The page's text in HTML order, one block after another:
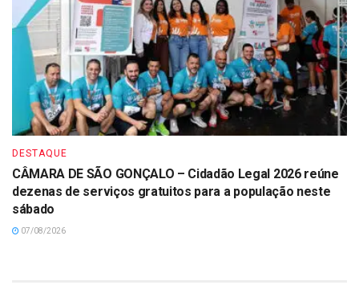
DESTAQUE
CÂMARA DE SÃO GONÇALO – Cidadão Legal 2026 reúne
dezenas de serviços gratuitos para a população neste
sábado
07/08/2026